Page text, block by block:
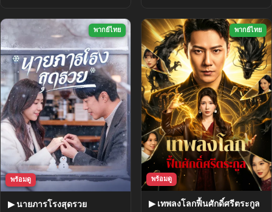
พากย์ไทย
พร้อมดู
▶ นายภารโรงสุดรวย
พากย์ไทย
พร้อมดู
▶ เทพลงโลกฟื้นศักดิ์ศรีตระกูล